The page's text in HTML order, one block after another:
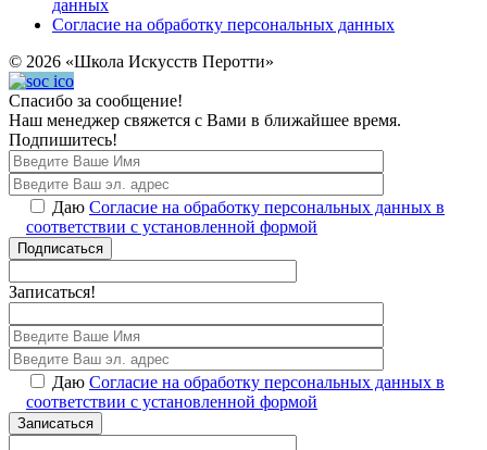
данных
Согласие на обработку персональных данных
© 2026 «Школа Искусств Перотти»
Спасибо за сообщение!
Наш менеджер свяжется с Вами в ближайшее время.
Подпишитесь!
Даю Согласие на обработку персональных данных в
соответствии с установленной формой
Подписаться
Записаться!
Даю Согласие на обработку персональных данных в
соответствии с установленной формой
Записаться